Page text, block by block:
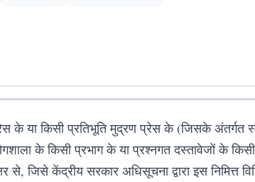
के या किसी प्रतिभूति मुद्रण प्रेस के (जिसके अंतर्गत
के किसी प्रभाग के या प्रश्नगत दस्तावेजों के
जिसे केंद्रीय सरकार अधिसूचना द्वारा इस निमित्त